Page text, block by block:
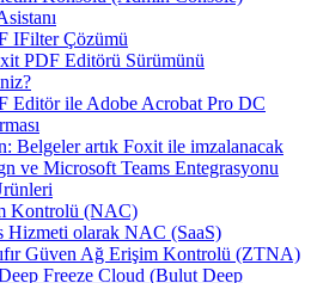
IFilter Çözümü
PDF Editörü Sürümünü
Editör ile Adobe Acrobat Pro DC
Belgeler artık Foxit ile imzalanacak
ve Microsoft Teams Entegrasyonu
Kontrolü (NAC)
Hizmeti olarak NAC (SaaS)
Güven Ağ Erişim Kontrolü (ZTNA)
Freeze Cloud (Bulut Deep